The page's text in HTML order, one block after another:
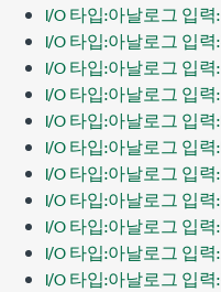
I/O 타입:아날로그 입
I/O 타입:아날로그 입력
I/O 타입:아날로그 입력
I/O 타입:아날로그 입력
I/O 타입:아날로그 입
I/O 타입:아날로그 입
I/O 타입:아날로그 입
I/O 타입:아날로그 입
I/O 타입:아날로그 입
I/O 타입:아날로그 입
I/O 타입:아날로그 입